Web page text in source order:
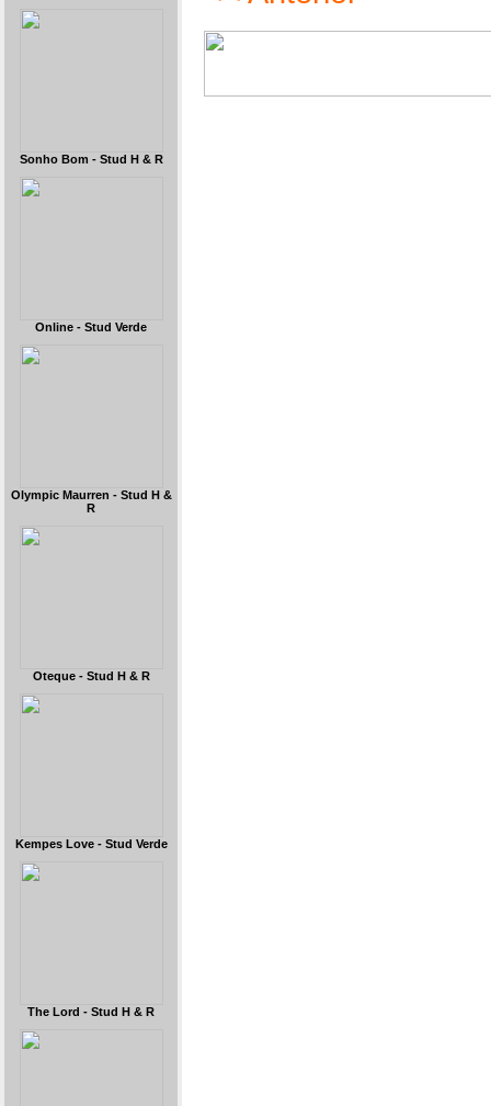
Sonho Bom - Stud H & R
Online - Stud Verde
Olympic Maurren - Stud H &
R
Oteque - Stud H & R
Kempes Love - Stud Verde
The Lord - Stud H & R